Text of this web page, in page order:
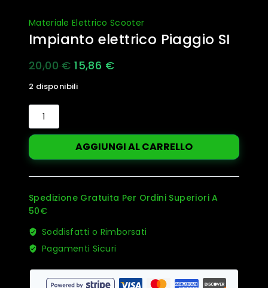
Materiale Elettrico Scooter
Impianto elettrico Piaggio SI
20,00€ Il
prezzo
20,00 €.
15,86 €Il
15,86 €.
2 disponibili
Impianto
elettrico
Piaggio
quantità
AGGIUNGI AL CARRELLO
Spedizione Gratuita Per Ordini Superiori A
50€
Soddisfatti o Rimborsati
Pagamenti Sicuri